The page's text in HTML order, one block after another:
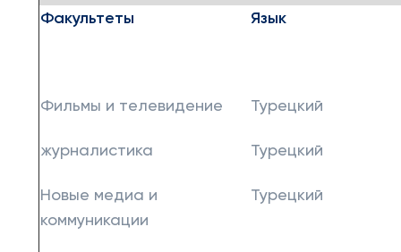
Факультеты Язык
Фильмы и телевидение Турецкий
журналистика Турецкий
Новые медиа и
коммуникации
Турецкий